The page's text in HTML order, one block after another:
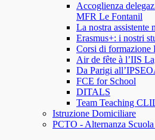
Accoglienza
MFR Le Fontanil
La nostra assistente
Erasmus+: i nostri
Corsi di formazione
Air de fête à l’IIS
Da Parigi
FCE for School
DITALS
Team Teaching
Istruzione Domiciliare
PCTO - Alternanza